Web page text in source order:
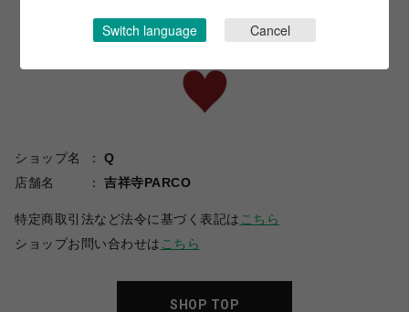
ショップ名
Q
店舗名
吉祥寺PARCO
特定商取引法など法令に基づく表記は こちら
ショップお問い合わせは こちら
SHOP TOP
Switch language Cancel